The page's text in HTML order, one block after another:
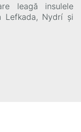
leagă insulele
Lefkada, Nydrí și